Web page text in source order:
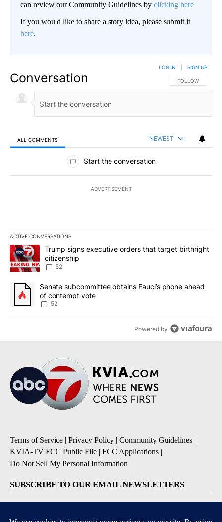
can review our Community Guidelines by clicking here
If you would like to share a story idea, please submit it
here.
Conversation FOLLOW THIS
FOLLOW
LOG IN SIGN UP
ALL COMMENTS NEWEST
All Comments
Start the conversation
ADVERTISEMENT
ACTIVE CONVERSATIONS
The following is a list of the most commented articles in the last
A trending article titled "Trump signs executive orders that
Trump signs executive orders that target birthright
citizenship
52
A trending article titled "Senate subcommittee obtains Fauci’s
Senate subcommittee obtains Fauci’s phone ahead
of contempt vote
52
Powered by
Terms of Service | Privacy Policy | Community Guidelines |
KVIA-TV FCC Public File | FCC Applications |
Do Not Sell My Personal Information
SUBSCRIBE TO OUR EMAIL NEWSLETTERS